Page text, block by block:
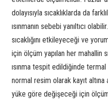
dolayısıyla sıcaklıklarda da
ısınmanın sebebi yanıltıcı
sıcaklığını etkileyeceği ve
için ölçüm yapılan her mahallin
ısınma tespit edildiğinde
normal resim olarak kayıt altına
yüke göre değişeceği için
TEDS, müşterinin ihtiyaçları
raporlama faaliyetlerini